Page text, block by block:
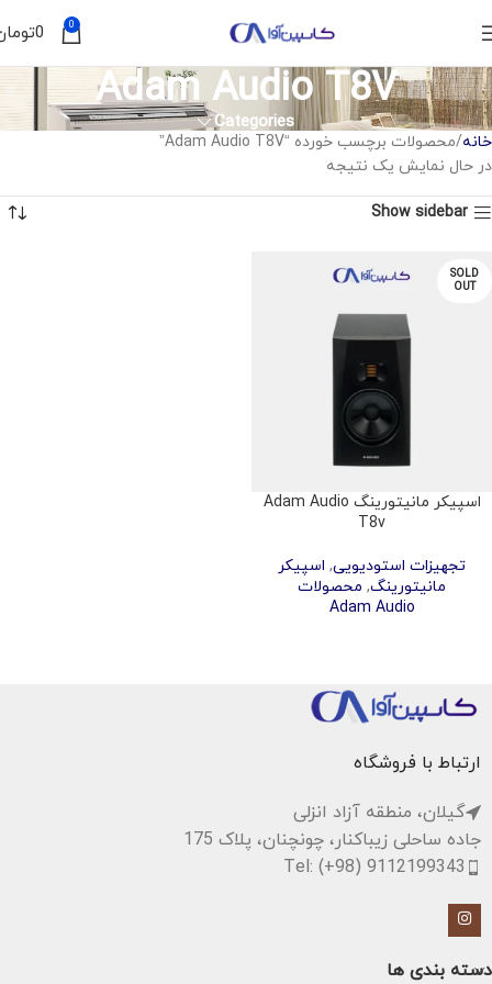
0
0
Adam Audio T8V
Categories
خانه محصولات برچسب خورده “Adam Audio T8V”
در حال نمایش یک نتیجه
Show sidebar
SOLD
OUT
اسپیکر مانیتورینگ Adam Audio
T8v
تجهیزات استودیویی, اسپیکر
مانیتورینگ, محصولات
Adam Audio
ارتباط با فروشگاه
گیلان، منطقه آزاد انزلی
جاده ساحلی زیباکنار، چونچنان، پلاک 175
Tel: (+98) 9112199343
دسته بندی ها